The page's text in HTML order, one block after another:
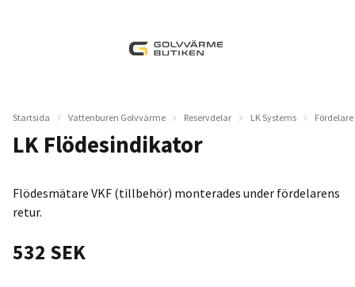
Startsida Vattenburen Golvvärme Reservdelar LK Systems Fördelare
LK Flödesindikator
Flödesmätare VKF (tillbehör) monterades under fördelarens
retur.
532 SEK